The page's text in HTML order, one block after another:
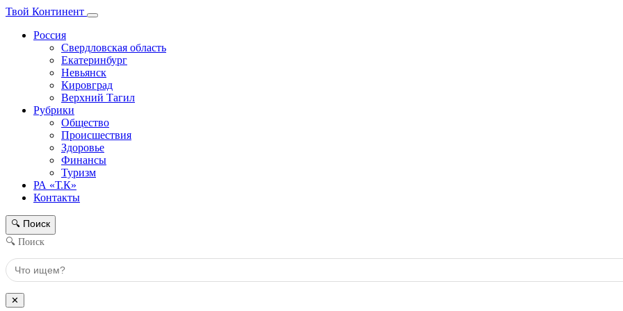
Твой Континент
Россия
Свердловская область
Екатеринбург
Невьянск
Кировград
Верхний Тагил
Рубрики
Общество
Происшествия
Здоровье
Финансы
Туризм
РА «Т.К»
Контакты
🔍 Поиск
🔍 Поиск
✕